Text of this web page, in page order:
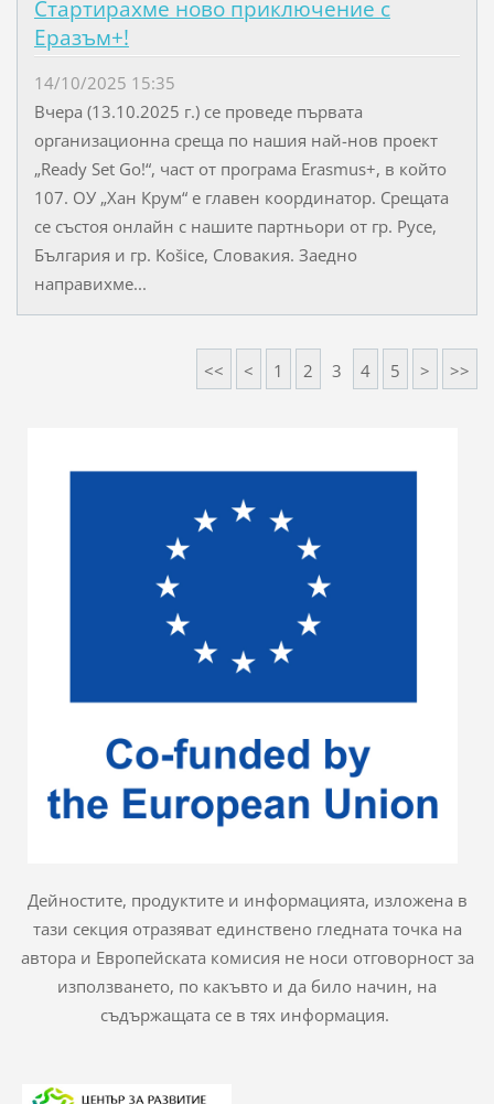
Стартирахме ново приключение с
Еразъм+!
14/10/2025 15:35
Вчера (13.10.2025 г.) се проведе първата
организационна среща по нашия най-нов проект
„Ready Set Go!“, част от програма Erasmus+, в който
107. ОУ „Хан Крум“ е главен координатор. Срещата
се състоя онлайн с нашите партньори от гр. Русе,
България и гр. Košice, Словакия. Заедно
направихме...
<< < 1 2 3 4 5 > >>
Дейностите, продуктите и информацията, изложена в
тази секция отразяват единствено гледната точка на
автора и Европейската комисия не носи отговорност за
използването, по какъвто и да било начин, на
съдържащата се в тях информация.